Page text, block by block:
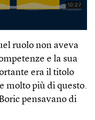
ruolo non aveva
e la sua
era il titolo
molto più di questo.
pensavano di